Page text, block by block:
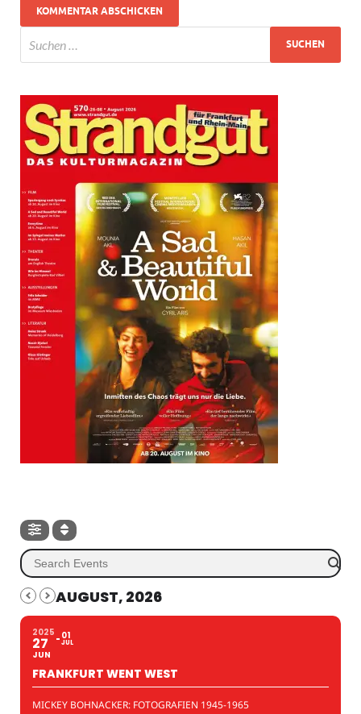
AUGUST, 2026
2025
27
JUN
01
JUL
FRANKFURT WENT WEST
MICKEY BOHNACKER: FOTOGRAFIEN 1945-1965